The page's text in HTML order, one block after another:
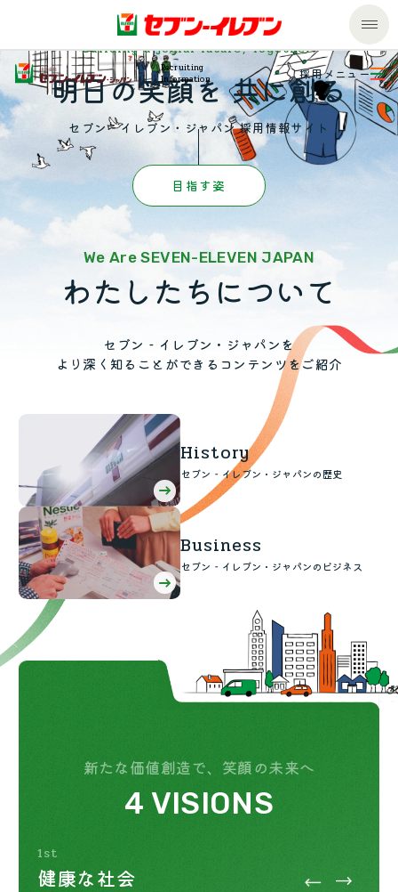
私たちの取組み
商品のご案内
商品のご案内トップ
今週の新商品
セブンプレミアム
食の安全・安心への取組み
ギフト
プリペイドカード・金券
ニンテンドー・ダウンロードカード
セール・キャンペーン
サービス
サービストップ
マルチコピー機でできることトップ
コピー
プリント
スキャン
ファクス
スポーツ振興くじ
保険
宅配便
切手・はがき・印紙
セブン銀行ATM
ご利用可能なお支払い方法
各種料金のお支払い
クリーニング俱楽部（店舗限定）
自転車シェアリング（店舗限定）
チケットサービス
セブンチケット
チケットぴあ
イープラス
CNプレイガイド
セブン‐イレブンでお受取り
ジーユーオンラインストア
ユニクロオンラインストア
ニッセン
停電時のサービス停止のお知らせ
企業情報
ニュースリリース
企業理念
国内店舗数
売上高、店舗数推移
セブン-イレブンの横顔
セブン-イレブンの歴史
変化への対応と、挑戦の歴史
GREEN CHALLENGE 2050
重点課題
報告書ライブラリー
加盟店オーナー募集 物件募集・購入
アルバイト情報
店舗検索
ネットショッピング
お問い合わせ
Language
English (Corporate)
English (Services)
ภาษาไทย(บริการ)
Recruiting
Information
採用メニュー
Building a joyful future, Together.
明日の笑顔を 共に創る
セブン‐イレブン・ジャパン 採用情報サイト
目 指す 姿
SCROLL
We Are SEVEN-ELEVEN JAPAN
わたしたちについて
セブン‐イレブン・ジャパンを
より深く知ることができるコンテンツをご紹介
History
セブン‐イレブン・ジャパンの歴史
Business
セブン‐イレブン・ジャパンのビジネス
新たな価値創造で、笑顔の未来へ
4 VISIONS
1st
健康な社会